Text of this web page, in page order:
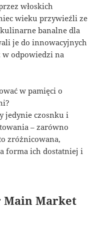
włoskich
wieku przywieźli ze
banalne dla
je do innowacyjnych
odpowiedzi na
w pamięci o
jedynie czosnku i
– zarówno
zróżnicowana,
forma ich dostatniej i
Main Market